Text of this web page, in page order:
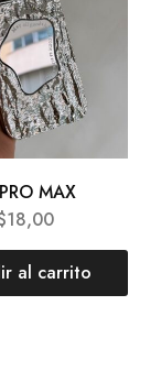
MAX
18,00
al carrito